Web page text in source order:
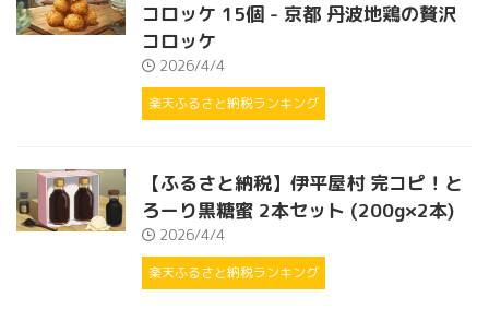
コロッケ 15個 - 京都 丹波地鶏の贅沢
コロッケ
2026/4/4
楽天ふるさと納税ランキング
【ふるさと納税】伊平屋村 完コピ！と
ろーり黒糖蜜 2本セット (200g×2本)
2026/4/4
楽天ふるさと納税ランキング